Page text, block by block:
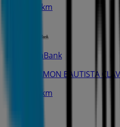
19.2 km
CaixaBank
C. RAMON BAUTISTA
19.9 km